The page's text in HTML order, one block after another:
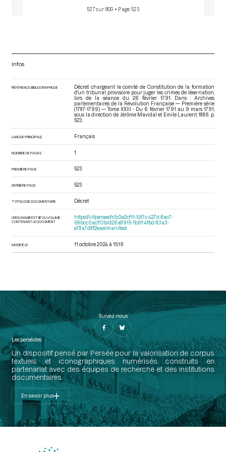
527 sur 800 • Page 523
Infos
RÉFÉRENCE BIBLIOGRAPHIQUE
Décret chargeant le comité de Constitution de la formation
d'un tribunal provisoire pour juger les crimes de lèse-nation,
lors de la séance du 26 février 1791. Dans : Archives
parlementaires de la Révolution Française — Première série
(1787-1799) — Tome XXIII - Du 6 février 1791 au 9 mars 1791
sous la direction de Jérôme Mavidal et Emile Laurent. 1886. p.
523.
LANGUE PRINCIPALE Français
NOMBRE DE PAGES 1
PREMIÈRE PAGE 523
DERNIÈRE PAGE 523
TYPOLOGIE DOCUMENTAIRE Décret
URI DU MANIFEST IIIF DU VOLUME
CONTENANT LE DOCUMENT
https://iiif.persee.fr/b0e2cf11-597c-427d-8ac7-
68bcc0acf13b/d26a8915-1b6f-4fbd-83a3-
e78a7d8f2eae/manifest
MODIFIÉ LE 11 octobre 2024 à 15:19
Suivez-nous
Les perséides
Un dispositif pensé par Persée pour la valorisation de corpus
textuels et iconographiques numérisés construits en
partenariat avec des équipes de recherche et des institutions
documentaires.
En savoir plus